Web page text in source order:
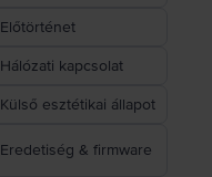
Előtörténet
Hálózati kapcsolat
Külső esztétikai állapot
Eredetiség & firmware